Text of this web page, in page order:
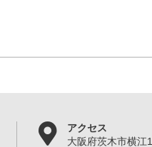
アクセス
大阪府茨木市横江